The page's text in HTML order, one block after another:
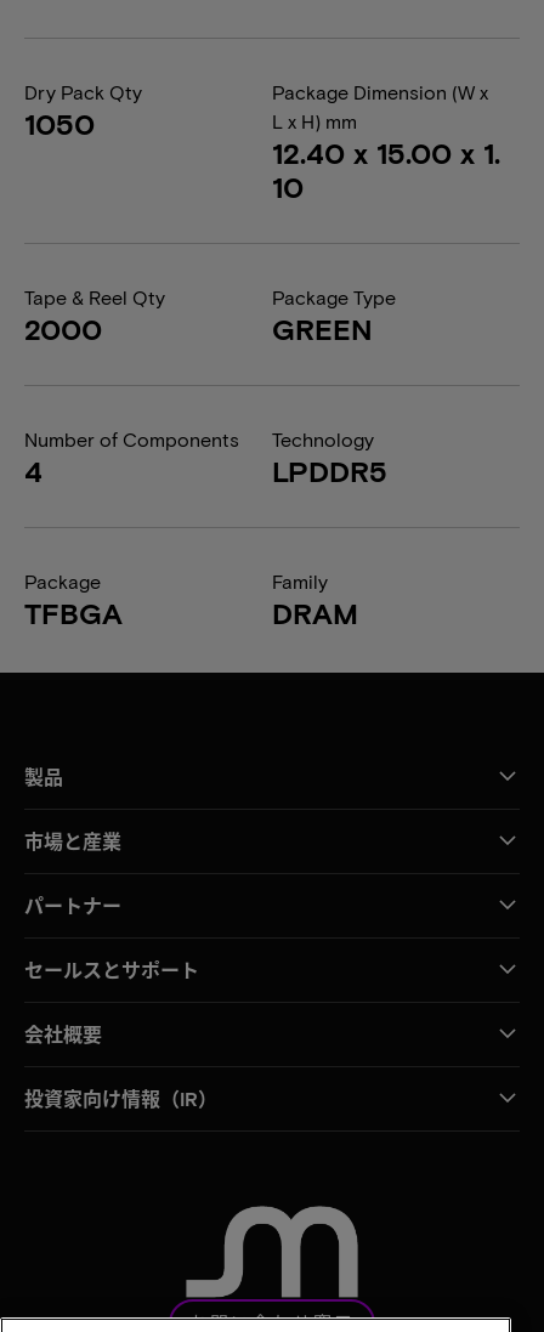
Dry Pack Qty
1050
Package Dimension (W x
L x H) mm
12.40 x 15.00 x 1.
10
Tape & Reel Qty
2000
Package Type
GREEN
Number of Components
4
Technology
LPDDR5
Package
TFBGA
Family
DRAM
製品
市場と産業
パートナー
セールスとサポート
会社概要
投資家向け情報（IR）
お問い合わせ窓口